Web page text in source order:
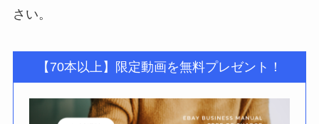
さい。
【70本以上】限定動画を無料プレゼント！